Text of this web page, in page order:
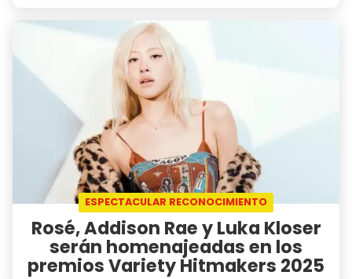
ESPECTACULAR RECONOCIMIENTO
Rosé, Addison Rae y Luka Kloser
serán homenajeadas en los
premios Variety Hitmakers 2025